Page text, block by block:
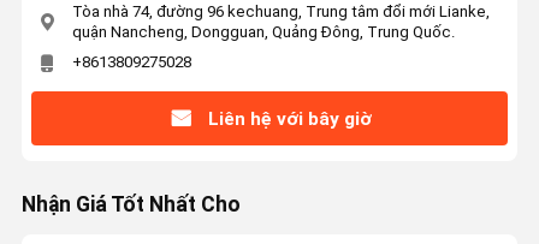
Tòa nhà 74, đường 96 kechuang, Trung tâm đổi mới Lianke,
quận Nancheng, Dongguan, Quảng Đông, Trung Quốc.
+8613809275028
Liên hệ với bây giờ
Nhận Giá Tốt Nhất Cho